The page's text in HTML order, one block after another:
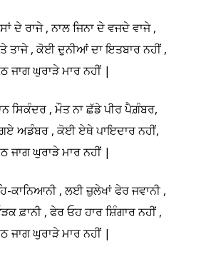
ਦੇ ਰਾਜੇ , ਨਾਲ ਜਿਨਾ ਦੇ ਵਜਦੇ ਵਾਜੇ ,
ਤਾਜੇ , ਕੋਈ ਦੁਨੀਆਂ ਦਾ ਇਤਬਾਰ ਨਹੀਂ ,
ਜਾਗ ਘੁਰਾੜੇ ਮਾਰ ਨਹੀਂ |
ਸਿਕੰਦਰ , ਮੌਤ ਨਾ ਛੱਡੇ ਪੀਰ ਪੈਗ਼ੰਬਰ,
ਅਡੰਬਰ , ਕੋਈ ਏਥੇ ਪਾਇਦਾਰ ਨਹੀਂ,
ਜਾਗ ਘੁਰਾੜੇ ਮਾਰ ਨਹੀਂ |
ਕਾਨਿਆਨੀ , ਲਈ ਜ਼ੁਲੇਖਾਂ ਫੇਰ ਜਵਾਨੀ ,
ਫ਼ਾਨੀ , ਫੇਰ ਓਹ ਹਾਰ ਸ਼ਿੰਗਾਰ ਨਹੀਂ ,
ਜਾਗ ਘੁਰਾੜੇ ਮਾਰ ਨਹੀਂ |